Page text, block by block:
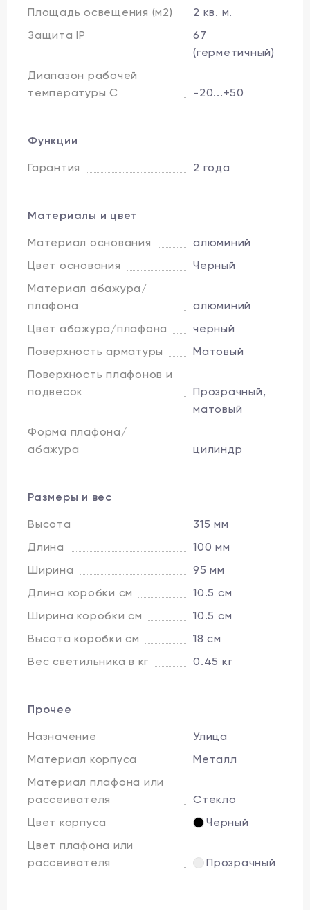
Площадь освещения (м2)
2 кв. м.
Защита IP
67
(герметичный)
Диапазон рабочей
температуры C
-20...+50
Функции
Гарантия 2 года
Материалы и цвет
Материал основания
алюминий
Цвет основания
Черный
Материал абажура/
плафона
алюминий
Цвет абажура/плафона
черный
Поверхность арматуры
Матовый
Поверхность плафонов и
подвесок
Прозрачный,
матовый
Форма плафона/
абажура
цилиндр
Размеры и вес
Высота
315 мм
Длина
100 мм
Ширина
95 мм
Длина коробки см
10.5 см
Ширина коробки см
10.5 см
Высота коробки см
18 см
Вес светильника в кг
0.45 кг
Прочее
Назначение
Улица
Материал корпуса
Металл
Материал плафона или
рассеивателя
Стекло
Цвет корпуса
Черный
Цвет плафона или
рассеивателя
Прозрачный